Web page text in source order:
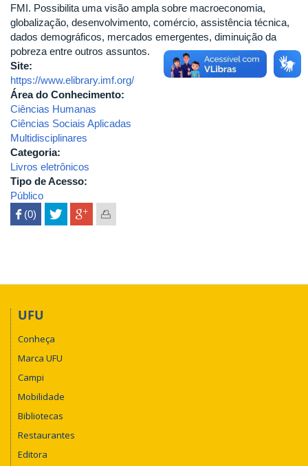
FMI. Possibilita uma visão ampla sobre macroeconomia,
globalização, desenvolvimento, comércio, assistência técnica,
dados demográficos, mercados emergentes, diminuição da
pobreza entre outros assuntos.
Site:
https://www.elibrary.imf.org/
Área do Conhecimento:
Ciências Humanas
Ciências Sociais Aplicadas
Multidisciplinares
Categoria:
Livros eletrônicos
Tipo de Acesso:
Público
 (0)
UFU
Conheça
Marca UFU
Campi
Mobilidade
Bibliotecas
Restaurantes
Editora